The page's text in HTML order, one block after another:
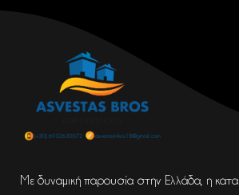
Με δυναμική παρουσία στην Ελλάδα, η